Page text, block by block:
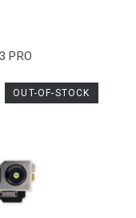
PRO
OUT-OF-STOCK